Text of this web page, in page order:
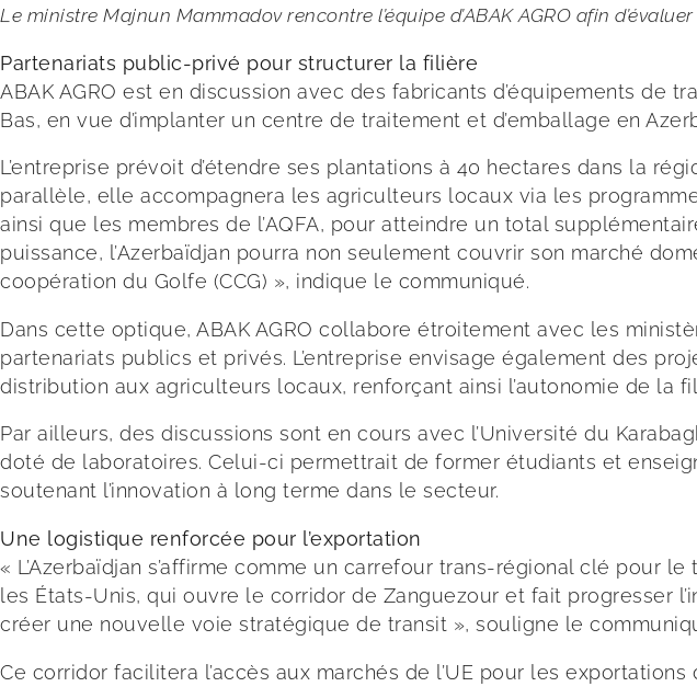
Le ministre Majnun Mammadov rencontre l’équipe d’ABAK AGRO afin
Partenariats public-privé pour structurer la filière
ABAK AGRO est en discussion avec des fabricants d’équipements de
Bas, en vue d’implanter un centre de traitement et d’emballage en
L’entreprise prévoit d’étendre ses plantations à 40 hectares dans la
parallèle, elle accompagnera les agriculteurs locaux via les
ainsi que les membres de l’AQFA, pour atteindre un total
puissance, l’Azerbaïdjan pourra non seulement couvrir son marché
coopération du Golfe (CCG) », indique le communiqué.
Dans cette optique, ABAK AGRO collabore étroitement avec les
partenariats publics et privés. L’entreprise envisage également des
distribution aux agriculteurs locaux, renforçant ainsi l’autonomie de la
Par ailleurs, des discussions sont en cours avec l’Université du
doté de laboratoires. Celui-ci permettrait de former étudiants et
soutenant l’innovation à long terme dans le secteur.
Une logistique renforcée pour l’exportation
« L’Azerbaïdjan s’affirme comme un carrefour trans-régional clé pour
les États-Unis, qui ouvre le corridor de Zanguezour et fait progresser
créer une nouvelle voie stratégique de transit », souligne le
Ce corridor facilitera l’accès aux marchés de l’UE pour les